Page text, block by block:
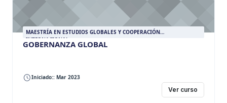
MAESTRÍA EN ESTUDIOS GLOBALES Y COOPERACIÓN
INTERNACIONAL
GOBERNANZA GLOBAL
Iniciado:: Mar 2023
Ver curso